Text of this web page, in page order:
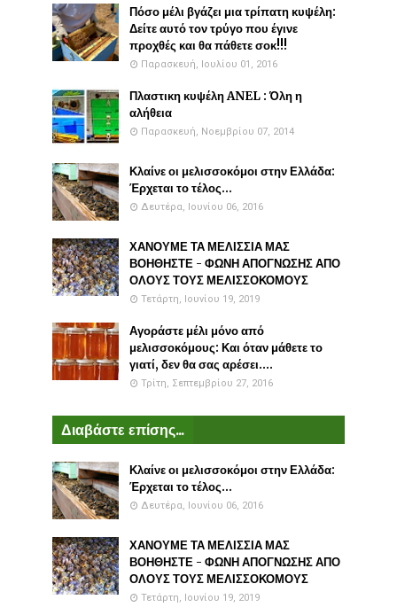
Πόσο μέλι βγάζει μια τρίπατη κυψέλη:
Δείτε αυτό τον τρύγο που έγινε
προχθές και θα πάθετε σοκ!!!
Παρασκευή, Ιουλίου 01, 2016
Πλαστικη κυψέλη ANEL : Όλη η
αλήθεια
Παρασκευή, Νοεμβρίου 07, 2014
Κλαίνε οι μελισσοκόμοι στην Ελλάδα:
Έρχεται το τέλος...
Δευτέρα, Ιουνίου 06, 2016
ΧΑΝΟΥΜΕ ΤΑ ΜΕΛΙΣΣΙΑ ΜΑΣ
ΒΟΗΘΗΣΤΕ - ΦΩΝΗ ΑΠΟΓΝΩΣΗΣ ΑΠΟ
ΟΛΟΥΣ ΤΟΥΣ ΜΕΛΙΣΣΟΚΟΜΟΥΣ
Τετάρτη, Ιουνίου 19, 2019
Αγοράστε μέλι μόνο από
μελισσοκόμους: Και όταν μάθετε το
γιατί, δεν θα σας αρέσει....
Τρίτη, Σεπτεμβρίου 27, 2016
Διαβάστε επίσης...
Κλαίνε οι μελισσοκόμοι στην Ελλάδα:
Έρχεται το τέλος...
Δευτέρα, Ιουνίου 06, 2016
ΧΑΝΟΥΜΕ ΤΑ ΜΕΛΙΣΣΙΑ ΜΑΣ
ΒΟΗΘΗΣΤΕ - ΦΩΝΗ ΑΠΟΓΝΩΣΗΣ ΑΠΟ
ΟΛΟΥΣ ΤΟΥΣ ΜΕΛΙΣΣΟΚΟΜΟΥΣ
Τετάρτη, Ιουνίου 19, 2019